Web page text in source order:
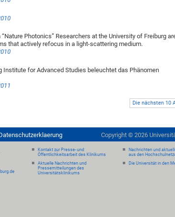
Photonics” Researchers at the University of Freiburg
that actively refocus in a light-scattering medium.
Institute for Advanced Studies beleuchtet das Phänomen
Die nächsten 10
Copyright © 2026
Kontakt zur Presse- und
Öffentlichkeitsarbeit des Klinikums
Aktuelle Nachrichten und
Pressemitteilungen des
Universitätsklinikums
Nachrichten und
aus den
Die Universität in den